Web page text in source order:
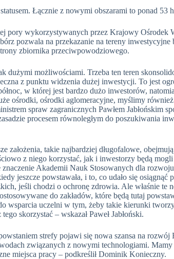
Łącznie z nowymi obszarami to ponad 53
pory wykorzystywanych przez Krajowy
pozwala na przekazanie na tereny
zbiornika przeciwpowodziowego.
dużymi możliwościami. Trzeba ten teren
z punktu widzenia dużej inwestycji. To jest
w której jest bardzo dużo inwestorów,
ośrodki, ośrodki aglomeracyjne, myślimy
spraw zagranicznych Pawłem Jabłońskim
procesem równoległym do poszukiwania
założenia, takie najbardziej długofalowe,
z niego korzystać, jak i inwestorzy będą
znaczenie Akademii Nauk Stosowanych dla
jeszcze powstawała, i to, co udało się
jeśli chodzi o ochronę zdrowia. Ale właśnie
do zakładów, które będą tutaj
wsparcia uczelni w tym, żeby takie kierunki
skorzystać – wskazał Paweł Jabłoński.
strefy pojawi się nowa szansa na
związanych z nowymi technologiami.
miejsca pracy – podkreślił Dominik Konieczny.